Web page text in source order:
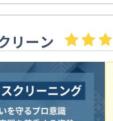
リーン